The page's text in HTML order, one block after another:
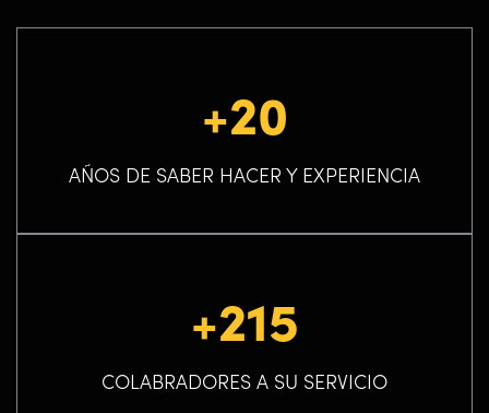
+20
AÑOS DE SABER HACER Y EXPERIENCIA
+215
COLABRADORES A SU SERVICIO